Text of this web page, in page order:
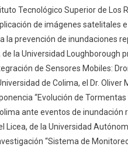
Tecnológico Superior de Los
de imágenes satelitales
la prevención de inundaciones
de la Universidad Loughborough
de Sensores Mobiles:
de Colima, el Dr. Oliver
“Evolución de Tormentas
ante eventos de inundación
Licea, de la Universidad
“Sistema de